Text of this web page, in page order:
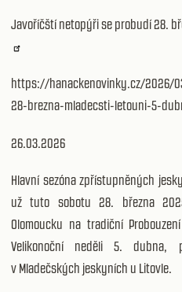
Javoříčští netopýři se probudí 28.
https://hanackenovinky.cz/2026/
28-brezna-mladecsti-letouni-5-
26.03.2026
Hlavní sezóna zpřístupněných
už tuto sobotu 28. března
Olomoucku na tradiční
Velikonoční neděli 5. dubna,
v Mladečských jeskyních u Litovle.